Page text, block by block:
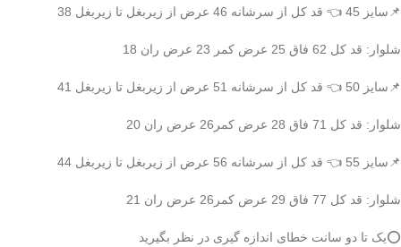
📌سایز 45 👈 قد کل از سرشانه 46 عرض از زیربغل تا زیربغل 38
شلوار: قد کل 62 فاق 25 عرض کمر 23 عرض ران 18
📌سایز 50 👈 قد کل از سرشانه 51 عرض از زیربغل تا زیربغل 41
شلوار: قد کل 71 فاق 28 عرض کمر26 عرض ران 20
📌سایز 55 👈 قد کل از سرشانه 56 عرض از زیربغل تا زیربغل 44
شلوار: قد کل 77 فاق 29 عرض کمر26 عرض ران 21
⭕️یک تا دو سانت خطای اندازه گیری در نظر بگیرید